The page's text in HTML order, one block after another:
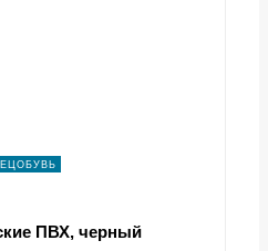
ПВХ, черный